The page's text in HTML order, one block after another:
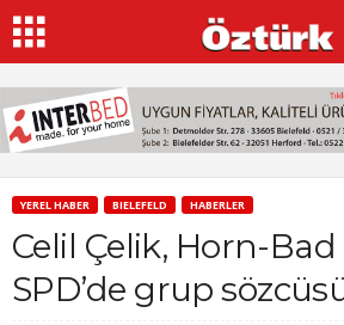
YEREL HABER BIELEFELD HABERLER
Celil Çelik, Horn-
SPD’de grup